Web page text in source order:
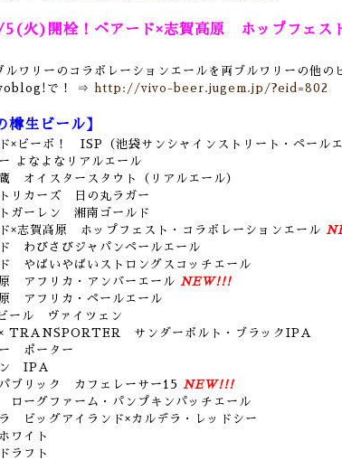
火)開栓！ベアード×志賀高原 ホップフェス
ルワリーのコラボレーションエールを両ブルワリーの他
で！ ⇒
http://vivo-beer.jugem.jp/?eid=802
樽生ビール】
ド×ビーボ！ ISP（池袋サンシャインストリート・ペールエ
よなよなリアルエール
オイスタースタウト（リアルエール）
トリカーズ 日の丸ラガー
トガーレン 湘南ゴールド
ド×志賀高原 ホップフェスト・コラボレーションエール
ド わびさびジャパンペールエール
ド やばいやばいストロングスコッチエール
原 アフリカ・アンバーエール NEW!!!
原 アフリカ・ペールエール
ール ヴァイツェン
× TRANSPORTER サンダーボルト・ブラックIPA
ー ポーター
ン IPA
パブリック カフェレーサー15
NEW!!!
ローグファーム・パンプキンパッチエール
ラ ビッグアイランド×カルデラ・レッドシー
ワイト
ラフト